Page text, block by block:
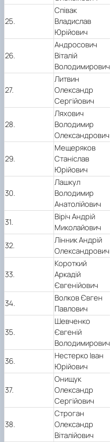
25.
Співак
Владислав
Юрійович
26.
Андросович
Віталій
Володимирович
27.
Литвин
Олександр
Сергійович
28.
Ляхович
Володимир
Олександрович
29.
Мещеряков
Станіслав
Юрійович
30.
Лашкул
Володимир
Анатолійович
31.
Віріч Андрій
Миколайович
32.
Лінник Андрій
Олександрович
33.
Короткий
Аркадій
Євгенійович
34.
Волков Євген
Павлович
35.
Шевченко
Євгеній
Володимирович
36.
Нестерко Іван
Юрійович
37.
Онищук
Олександр
Сергійович
38.
Строган
Олександр
Віталійович